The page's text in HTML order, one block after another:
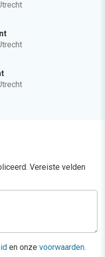
Vereiste velden
en onze voorwaarden.